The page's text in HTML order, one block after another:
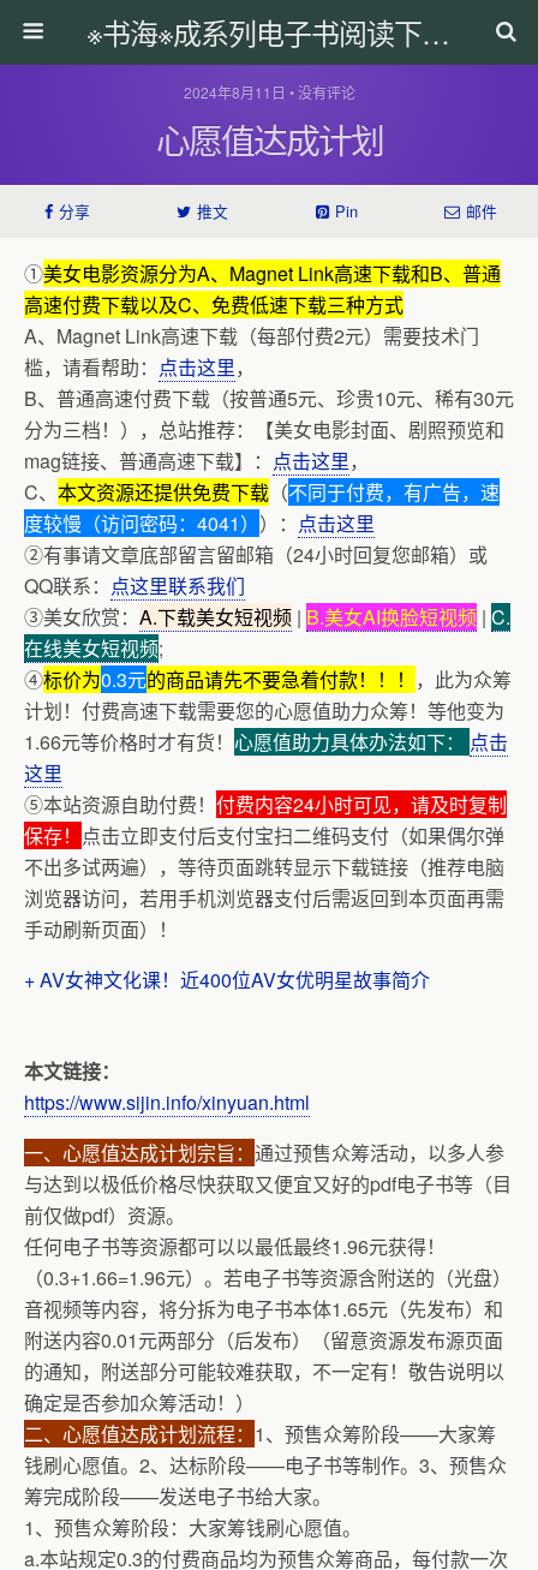
※书海※成系列电子书阅读下载网
2024年8月11日 • 没有评论
心愿值达成计划
分享 推文 Pin 邮件
①美女电影资源分为A、Magnet Link高速下载和B、普通
高速付费下载以及C、免费低速下载三种方式
A、Magnet Link高速下载（每部付费2元）需要技术门
槛，请看帮助： 点击这里，
B、普通高速付费下载（按普通5元、珍贵10元、稀有30元
分为三档！），总站推荐：【美女电影封面、剧照预览和
mag链接、普通高速下载】： 点击这里，
C、 本文资源还提供免费下载 （不同于付费，有广告，速
度较慢（访问密码：4041） ）： 点击这里
②有事请文章底部留言留邮箱（24小时回复您邮箱）或
QQ联系： 点这里联系我们
③美女欣赏： A.下载美女短视频 | B.美女AI换脸短视频 | C.
在线美女短视频;
④标价为0.3元的商品请先不要急着付款！！！ ，此为众筹
计划！付费高速下载需要您的心愿值助力众筹！等他变为
1.66元等价格时才有货！ 心愿值助力具体办法如下： 点击
这里
⑤本站资源自助付费！ 付费内容24小时可见，请及时复制
保存！ 点击立即支付后支付宝扫二维码支付（如果偶尔弹
不出多试两遍），等待页面跳转显示下载链接（推荐电脑
浏览器访问，若用手机浏览器支付后需返回到本页面再需
手动刷新页面）！
+ AV女神文化课！近400位AV女优明星故事简介
本文链接：
https://www.sijin.info/xinyuan.html
一、心愿值达成计划宗旨： 通过预售众筹活动，以多人参
与达到以极低价格尽快获取又便宜又好的pdf电子书等（目
前仅做pdf）资源。
任何电子书等资源都可以以最低最终1.96元获得！
（0.3+1.66=1.96元）。若电子书等资源含附送的（光盘）
音视频等内容，将分拆为电子书本体1.65元（先发布）和
附送内容0.01元两部分（后发布）（留意资源发布源页面
的通知，附送部分可能较难获取，不一定有！敬告说明以
确定是否参加众筹活动！）
二、心愿值达成计划流程： 1、预售众筹阶段——大家筹
钱刷心愿值。2、达标阶段——电子书等制作。3、预售众
筹完成阶段——发送电子书给大家。
1、预售众筹阶段：大家筹钱刷心愿值。
a.本站规定0.3的付费商品均为预售众筹商品，每付款一次